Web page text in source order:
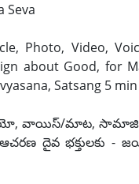
Seva
Photo, Video,
about Good, for
Satsang 5 min
వాయిస్/మాట, సామాజిక
దైవ భక్తులకు -